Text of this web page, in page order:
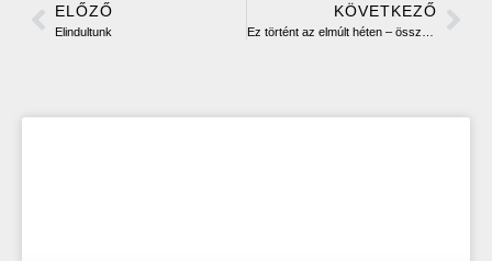
ELŐZŐ
Elindultunk
KÖVETKEZŐ